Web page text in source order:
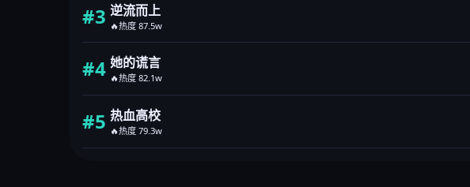
#3 逆流而上
🔥热度 87.5w
#4 她的谎言
🔥热度 82.1w
#5 热血高校
🔥热度 79.3w